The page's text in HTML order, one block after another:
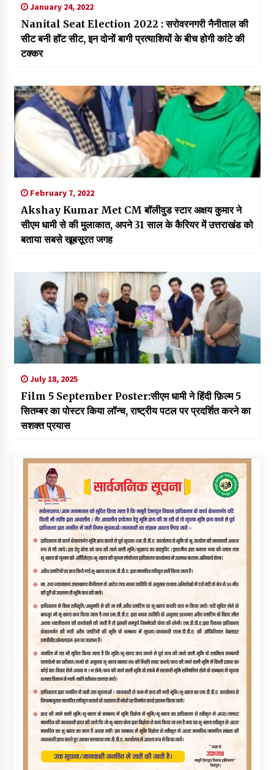
January 24, 2022
Nanital Seat Election 2022 : सरोवरनगरी नैनीताल की
सीट बनी हॉट सीट, इन दोनों बागी प्रत्याशियों के बीच होगी कांटे की
टक्कर
February 7, 2022
Akshay Kumar Met CM बॉलीवुड स्टार अक्षय कुमार ने
सीएम धामी से की मुलाकात, अपने 31 साल के कैरियर में उत्तराखंड को
बताया सबसे खूबसूरत जगह
July 18, 2025
Film 5 September Poster:सीएम धामी ने हिंदी फ़िल्म 5
सितम्बर का पोस्टर किया लॉन्च, राष्ट्रीय पटल पर प्रदर्शित करने का
सशक्त प्रयास